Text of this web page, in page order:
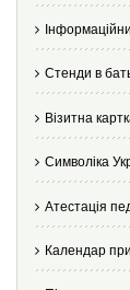
Стенди в
Візитна
Cимволіка
Атестація
Календар